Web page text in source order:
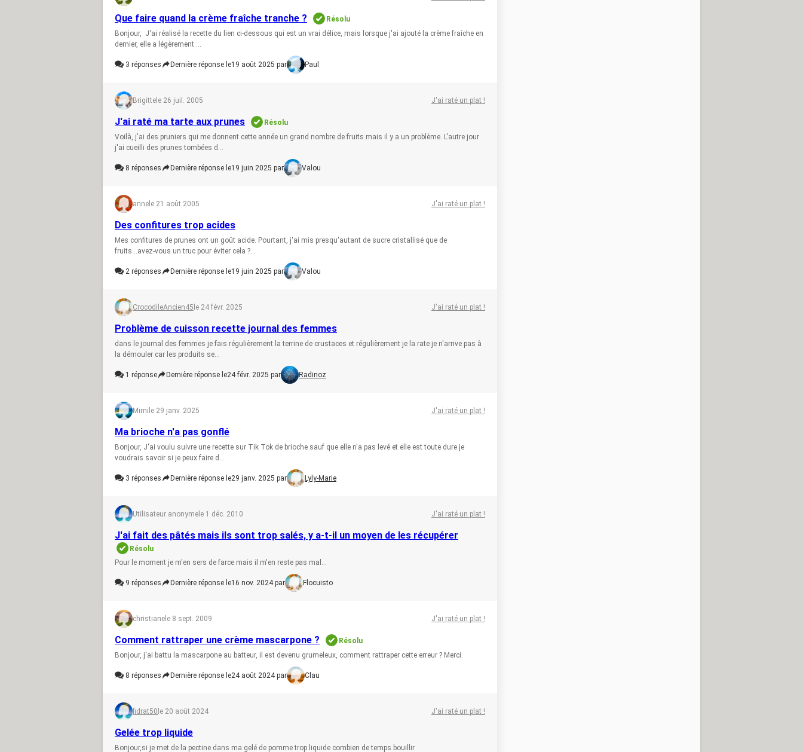
Que faire quand la crème fraîche tranche ?
Résolu
Bonjour, J'ai réalisé la recette du lien ci-dessous qui est un vrai délice, mais lorsque j'ai ajouté la crème fraîche en
dernier, elle a légèrement ...
3 réponses Dernière réponse le19 août 2025 par Paul
Brigitte le 26 juil. 2005 J'ai raté un plat !
J'ai raté ma tarte aux prunes
Résolu
Voilà, j'ai des pruniers qui me donnent cette année un grand nombre de fruits mais il y a un problème. L'autre jour
j'ai cueilli des prunes tombées d...
8 réponses Dernière réponse le19 juin 2025 par Valou
anne le 21 août 2005 J'ai raté un plat !
Des confitures trop acides
Mes confitures de prunes ont un goût acide. Pourtant, j'ai mis presqu'autant de sucre cristallisé que de
fruits...avez-vous un truc pour éviter cela ?...
2 réponses Dernière réponse le19 juin 2025 par Valou
CrocodileAncien45 le 24 févr. 2025 J'ai raté un plat !
Problème de cuisson recette journal des femmes
dans le journal des femmes je fais régulièrement la terrine de crustaces et régulièrement je la rate je n'arrive pas à
la démouler car les produits se...
1 réponse Dernière réponse le24 févr. 2025 par Radinoz
Mimi le 29 janv. 2025 J'ai raté un plat !
Ma brioche n'a pas gonflé
Bonjour, J'ai voulu suivre une recette sur Tik Tok de brioche sauf que elle n'a pas levé et elle est toute dure je
voudrais savoir si je peux faire d...
3 réponses Dernière réponse le29 janv. 2025 par Lyly-Marie
Utilisateur anonyme le 1 déc. 2010 J'ai raté un plat !
J'ai fait des pâtés mais ils sont trop salés, y a-t-il un moyen de les récupérer
Résolu
Pour le moment je m'en sers de farce mais il m'en reste pas mal...
9 réponses Dernière réponse le16 nov. 2024 par Flocuisto
christiane le 8 sept. 2009 J'ai raté un plat !
Comment rattraper une crème mascarpone ?
Résolu
Bonjour, j'ai battu la mascarpone au batteur, il est devenu grumeleux, comment rattraper cette erreur ? Merci.
8 réponses Dernière réponse le24 août 2024 par Clau
fidrat50 le 20 août 2024 J'ai raté un plat !
Gelée trop liquide
Bonjour,si je met de la pectine dans ma gelé de pomme trop liquide combien de temps bouillir